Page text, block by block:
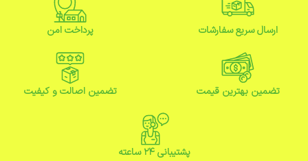
ارسال سریع سفارشات پرداخت امن
تضمین بهترین قیمت تضمین اصالت و کیفیت
پشتیبانی ۲۴ ساعته